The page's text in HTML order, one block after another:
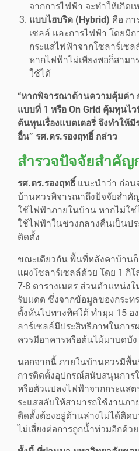
จากการไฟฟ้า จะทำให้เกิด
แบบไฮบริด (Hybrid) คือ กา
เซลล์ และการไฟฟ้า โดยมีก
กระแสไฟฟ้าจากโซลาร์เซ
หากไฟฟ้าไม่เพียงพอก็สาม
ใช้ได้
“หากพิจารณาด้านความคุ้มค่า
แบบที่ 1 หรือ On Grid คุ้มทุนไ
ต้นทุนเรื่องแบตเตอรี่ จึงทำให้
อื่น” รศ.ดร.รองฤทธิ์ กล่าว
สำรวจปัจจัยสำคัญ
รศ.ดร.รองฤทธิ์ แนะนำว่า ก่อน
บ้านควรพิจารณาถึงปัจจัยสำคั
ใช้ไฟฟ้าภายในบ้าน หากไม่ใ
ใช้ไฟฟ้าในช่วงกลางคืนเป็นป
ติดตั้ง
ขณะเดียวกัน พื้นที่หลังคาบ้านก็
แผงโซลาร์เซลล์ด้วย โดย 1 กิ
7-8 ตารางเมตร ส่วนตำแหน่ง
รับแดด ซึ่งจากข้อมูลของกระท
ตั้งหันไปทางทิศใต้ ทำมุม 15 อ
ลาร์เซลล์มีประสิทธิภาพในกา
ควรมีอาคารหรือต้นไม้มาบดบัง
นอกจากนี้ ภายในบ้านควรมีพื้น
การติดตั้งอุปกรณ์สนับสนุนการ
หรือตัวแปลงไฟฟ้าจากกระแสต
ระแสสลับให้สามารถใช้งานภ
ติดตั้งต้องอยู่ด้านล่างไม่ได้ติด
ไม่เสี่ยงต่อการถูกน้ำท่วมอีกด้วย